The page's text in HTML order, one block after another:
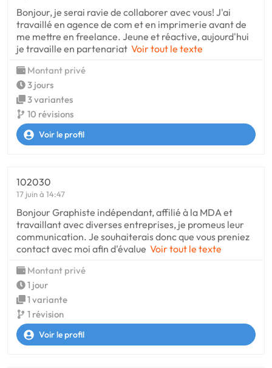
Bonjour, je serai ravie de collaborer avec vous! J'ai
travaillé en agence de com et en imprimerie avant de
me mettre en freelance. Jeune et réactive, aujourd'hui
je travaille en partenariat Voir tout le texte
Montant privé
3 jours
3 variantes
10 révisions
Voir le profil
102030
17 juin à 14:47
Bonjour Graphiste indépendant, affilié à la MDA et
travaillant avec diverses entreprises, je promeus leur
communication. Je souhaiterais donc que vous preniez
contact avec moi afin d'évalue Voir tout le texte
Montant privé
1 jour
1 variante
1 révision
Voir le profil